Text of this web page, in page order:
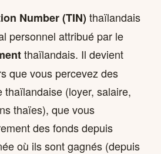
Number (TIN) thaïlandais
personnel attribué par le
thaïlandais. Il devient
que vous percevez des
thaïlandaise (loyer, salaire,
thaïes), que vous
des fonds depuis
où ils sont gagnés (depuis